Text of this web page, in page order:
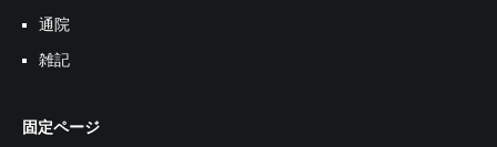
通院
雑記
固定ページ